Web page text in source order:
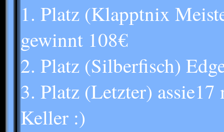
1. Platz (Klapptnix
gewinnt 108€
2. Platz (Silberfisch)
3. Platz (Letzter)
Keller :)